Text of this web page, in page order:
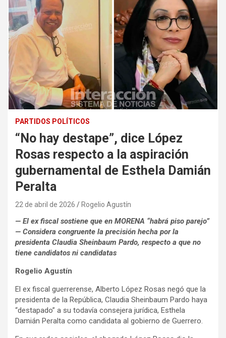
PARTIDOS POLÍTICOS
“No hay destape”, dice López
Rosas respecto a la aspiración
gubernamental de Esthela Damián
Peralta
22 de abril de 2026 Rogelio Agustín
— El ex fiscal sostiene que en MORENA “habrá piso parejo”
— Considera congruente la precisión hecha por la
presidenta Claudia Sheinbaum Pardo, respecto a que no
tiene candidatos ni candidatas
Rogelio Agustín
El ex fiscal guerrerense, Alberto López Rosas negó que la
presidenta de la República, Claudia Sheinbaum Pardo haya
“destapado” a su todavía consejera jurídica, Esthela
Damián Peralta como candidata al gobierno de Guerrero.